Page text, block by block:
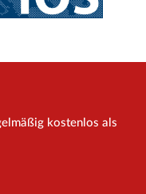
kostenlos als